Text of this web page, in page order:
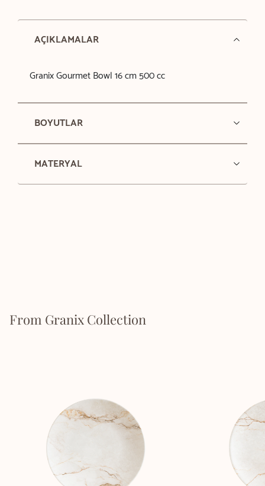
AÇIKLAMALAR
Granix Gourmet Bowl 16 cm 500 cc
BOYUTLAR
MATERYAL
From Granix Collection